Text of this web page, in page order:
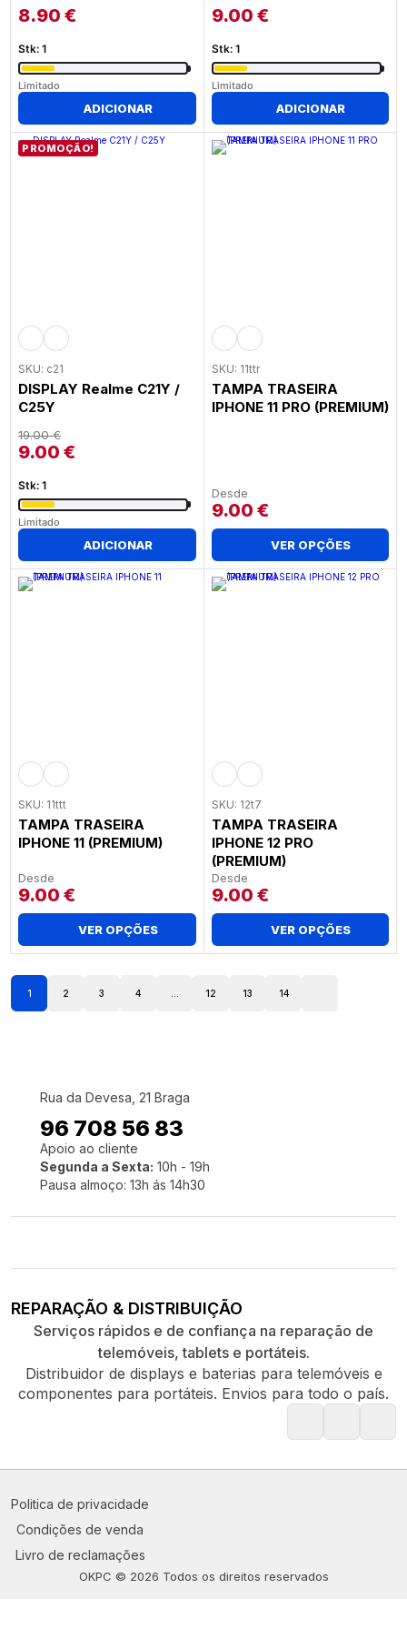
8.90 €
Stk: 1
Limitado
ADICIONAR
9.00 €
Stk: 1
Limitado
ADICIONAR
PROMOÇÃO!
SKU: c21
DISPLAY Realme C21Y /
C25Y
19.00€
9.00 €
Stk: 1
Limitado
ADICIONAR
SKU: 11ttr
TAMPA TRASEIRA
IPHONE 11 PRO (PREMIUM)
Desde
9.00 €
VER OPÇÕES
SKU: 11ttt
TAMPA TRASEIRA
IPHONE 11 (PREMIUM)
Desde
9.00 €
VER OPÇÕES
SKU: 12t7
TAMPA TRASEIRA
IPHONE 12 PRO
(PREMIUM)
Desde
9.00 €
VER OPÇÕES
1 2 3 4 12 13 14
Rua da Devesa, 21 Braga
96 708 56 83
Apoio ao cliente
Segunda a Sexta: 10h - 19h
Pausa almoço: 13h ás 14h30
REPARAÇÃO & DISTRIBUIÇÃO
Serviços rápidos e de confiança na reparação de
telemóveis, tablets e portáteis.
Distribuidor de displays e baterias para telemóveis e
componentes para portáteis. Envios para todo o país.
OKPC © 2026 Todos os direitos reservados
Politica de privacidade
Condições de venda
Livro de reclamações